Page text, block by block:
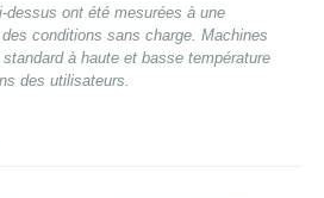
dessus ont été mesurées à une
conditions sans charge. Machines
à haute et basse température
des utilisateurs.